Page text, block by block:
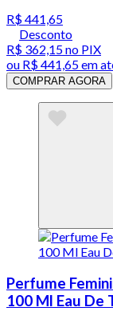
R$ 441,65
Desconto
R$ 362,15no PIX
ou R$ 441,65em
COMPRAR AGORA
Perfume
100 Ml Eau De